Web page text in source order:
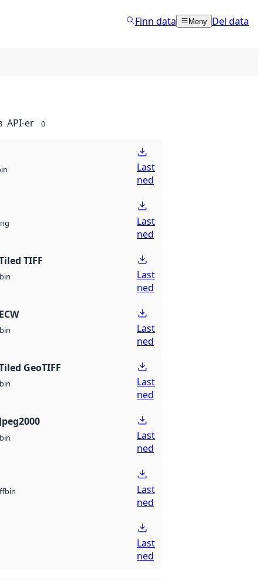
Finn data Meny Del data
API-er 0
Last
ned
Last
ned
TIFF
bin
Last
ned
bin
Last
ned
GeoTIFF
bin
Last
ned
bin
Last
ned
bin
Last
ned
Last
ned